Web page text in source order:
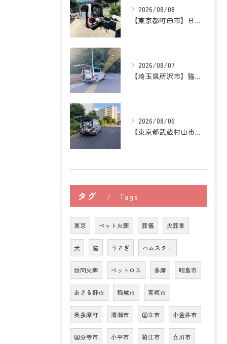
2026/08/08
【東京都町田市】日本スピッツの訪問ペット火葬｜愛犬との穏やか...
2026/08/07
【埼玉県所沢市】猫の訪問ペット火葬｜お気に入りの場所に姿がな...
2026/08/06
【東京都武蔵村山市】犬の訪問ペット火葬｜愛犬との最後の時間を...
タグ Tags
東京 ペット火葬 葬儀 火葬車
犬 猫 うさぎ ハムスター
訪問火葬 ペットロス 多摩 昭島市
あきる野市 稲城市 青梅市
奥多摩町 清瀬市 国立市 小金井市
国分寺市 小平市 狛江市 立川市